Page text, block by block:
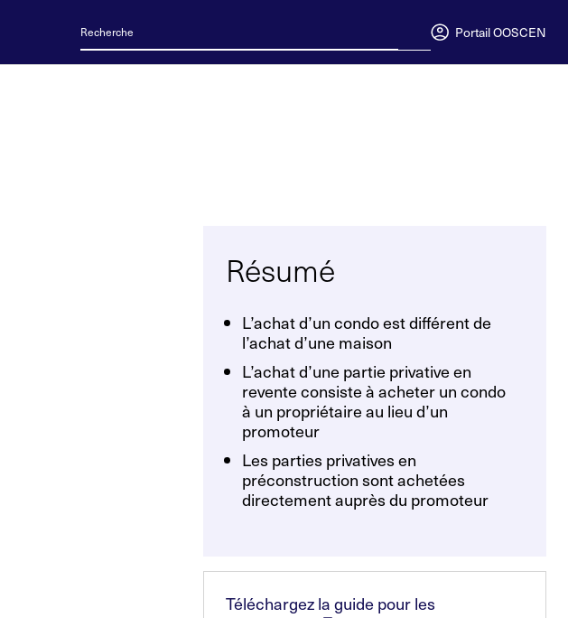
Portail OOSCEN
Résumé
L’achat d’un condo est différent de
l’achat d’une maison
L’achat d’une partie privative en
revente consiste à acheter un condo
à un propriétaire au lieu d’un
promoteur
Les parties privatives en
préconstruction sont achetées
directement auprès du promoteur
Téléchargez la guide pour les